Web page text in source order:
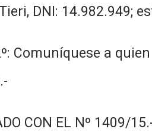
DNI: 14.982.949;
Comuníquese a
CON EL Nº 1409/